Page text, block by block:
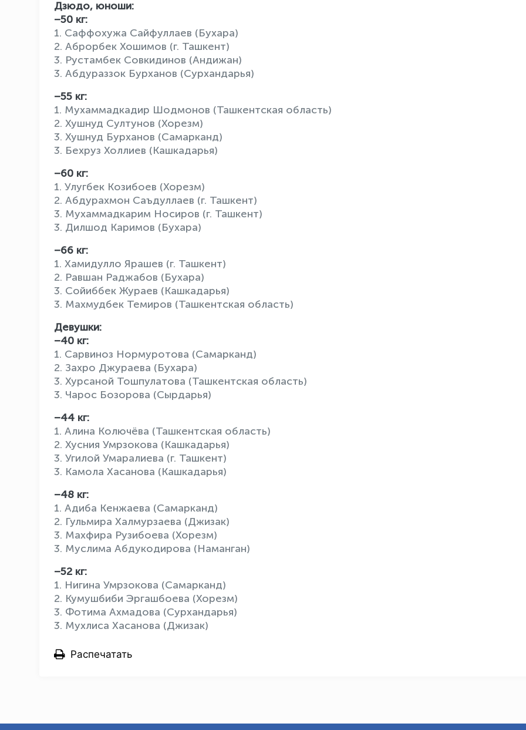
Дзюдо, юноши:
–50 кг:
1. Саффохужа Сайфуллаев (Бухара)
2. Аброрбек Хошимов (г. Ташкент)
3. Рустамбек Совкидинов (Андижан)
3. Абдураззок Бурханов (Сурхандарья)
–55 кг:
1. Мухаммадкадир Шодмонов (Ташкентская область)
2. Хушнуд Султунов (Хорезм)
3. Хушнуд Бурханов (Самарканд)
3. Бехруз Холлиев (Кашкадарья)
–60 кг:
1. Улугбек Козибоев (Хорезм)
2. Абдурахмон Саъдуллаев (г. Ташкент)
3. Мухаммадкарим Носиров (г. Ташкент)
3. Дилшод Каримов (Бухара)
–66 кг:
1. Хамидулло Ярашев (г. Ташкент)
2. Равшан Раджабов (Бухара)
3. Сойиббек Жураев (Кашкадарья)
3. Махмудбек Темиров (Ташкентская область)
Девушки:
–40 кг:
1. Сарвиноз Нормуротова (Самарканд)
2. Захро Джураева (Бухара)
3. Хурсаной Тошпулатова (Ташкентская область)
3. Чарос Бозорова (Сырдарья)
–44 кг:
1. Алина Колючёва (Ташкентская область)
2. Хусния Умрзокова (Кашкадарья)
3. Угилой Умаралиева (г. Ташкент)
3. Камола Хасанова (Кашкадарья)
–48 кг:
1. Адиба Кенжаева (Самарканд)
2. Гульмира Халмурзаева (Джизак)
3. Махфира Рузибоева (Хорезм)
3. Муслима Абдукодирова (Наманган)
–52 кг:
1. Нигина Умрзокова (Самарканд)
2. Кумушбиби Эргашбоева (Хорезм)
3. Фотима Ахмадова (Сурхандарья)
3. Мухлиса Хасанова (Джизак)
Распечатать